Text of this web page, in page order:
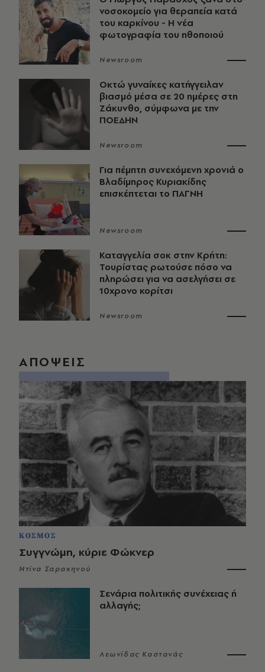
νοσοκομείο για θεραπεία κατά
του καρκίνου - Η νέα
φωτογραφία του ηθοποιού
Newsroom
Οκτώ γυναίκες κατήγγειλαν
βιασμό μέσα σε 20 ημέρες στη
Ζάκυνθο, σύμφωνα με την
ΠΟΕΔΗΝ
Newsroom
Για πέμπτη συνεχόμενη χρονιά ο
Βλαδίμηρος Κυριακίδης
επισκέπτεται το ΠΑΓΝΗ
Newsroom
Καταγγελία σοκ στην Κρήτη:
Τουρίστας ρωτούσε πόσο να
πληρώσει για να ασελγήσει σε
10χρονο κορίτσι
Newsroom
ΑΠΟΨΕΙΣ
ΚΟΣΜΟΣ
Συγγνώμη, κύριε Φώκνερ
Ντίνα Σαρακηνού
Σενάρια πολιτικής συνέχειας ή
αλλαγής;
Λεωνίδας Καστανάς